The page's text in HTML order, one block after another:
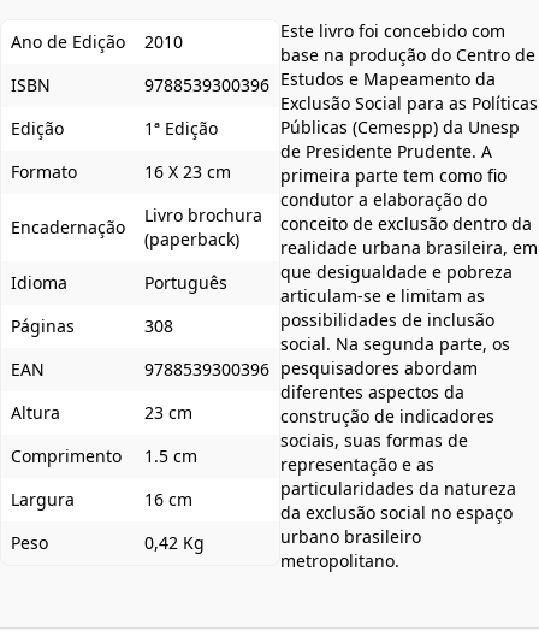
Ano de Edição
2010
ISBN
9788539300396
Edição
1ª Edição
Formato
16 X 23 cm
Encadernação
Livro brochura
(paperback)
Idioma
Português
Páginas
308
EAN
9788539300396
Altura
23 cm
Comprimento
1.5 cm
Largura
16 cm
Peso
0,42 Kg
Este livro foi concebido com
base na produção do Centro de
Estudos e Mapeamento da
Exclusão Social para as Políticas
Públicas (Cemespp) da Unesp
de Presidente Prudente. A
primeira parte tem como fio
condutor a elaboração do
conceito de exclusão dentro da
realidade urbana brasileira, em
que desigualdade e pobreza
articulam-se e limitam as
possibilidades de inclusão
social. Na segunda parte, os
pesquisadores abordam
diferentes aspectos da
construção de indicadores
sociais, suas formas de
representação e as
particularidades da natureza
da exclusão social no espaço
urbano brasileiro
metropolitano.